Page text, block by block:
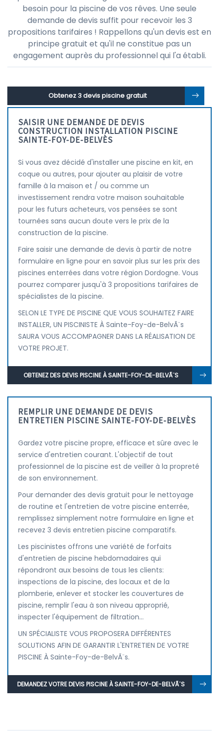
besoin pour la piscine de vos rêves. Une seule
demande de devis suffit pour recevoir les 3
propositions tarifaires ! Rappellons qu'un devis est en
principe gratuit et qu'il ne constitue pas un
engagement auprès du professionnel qui l'a établi.
Obtenez 3 devis piscine gratuit
SAISIR UNE DEMANDE DE DEVIS
CONSTRUCTION INSTALLATION PISCINE
SAINTE-FOY-DE-BELVÈS
Si vous avez décidé d'installer une piscine en kit, en
coque ou autres, pour ajouter au plaisir de votre
famille à la maison et / ou comme un
investissement rendra votre maison souhaitable
pour les futurs acheteurs, vos pensées se sont
tournées sans aucun doute vers le prix de la
construction de la piscine.
Faire saisir une demande de devis à partir de notre
formulaire en ligne pour en savoir plus sur les prix des
piscines enterrées dans votre région Dordogne. Vous
pourrez comparer jusqu'à 3 propositions tarifaires de
spécialistes de la piscine.
SELON LE TYPE DE PISCINE QUE VOUS SOUHAITEZ FAIRE
INSTALLER, UN PISCINISTE À Sainte-Foy-de-BelvÃ¨s
SAURA VOUS ACCOMPAGNER DANS LA RÉALISATION DE
VOTRE PROJET.
OBTENEZ DES DEVIS PISCINE À SAINTE-FOY-DE-BELVÃ¨S
REMPLIR UNE DEMANDE DE DEVIS
ENTRETIEN PISCINE SAINTE-FOY-DE-BELVÈS
Gardez votre piscine propre, efficace et sûre avec le
service d'entretien courant. L'objectif de tout
professionnel de la piscine est de veiller à la propreté
de son environnement.
Pour demander des devis gratuit pour le nettoyage
de routine et l'entretien de votre piscine enterrée,
remplissez simplement notre formulaire en ligne et
recevez 3 devis entretien piscine comparatifs.
Les piscinistes offrons une variété de forfaits
d'entretien de piscine hebdomadaires qui
répondront aux besoins de tous les clients:
inspections de la piscine, des locaux et de la
plomberie, enlever et stocker les couvertures de
piscine, remplir l'eau à son niveau approprié,
inspecter l'équipement de filtration...
UN SPÉCIALISTE VOUS PROPOSERA DIFFÉRENTES
SOLUTIONS AFIN DE GARANTIR L'ENTRETIEN DE VOTRE
PISCINE À Sainte-Foy-de-BelvÃ¨s.
DEMANDEZ VOTRE DEVIS PISCINE À SAINTE-FOY-DE-BELVÃ¨S